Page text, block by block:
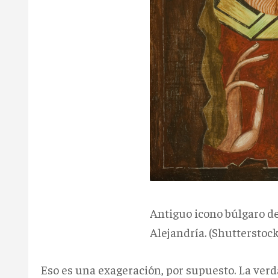
Antiguo icono búlgaro
Alejandría.
Eso es una exageración, por supuesto. La